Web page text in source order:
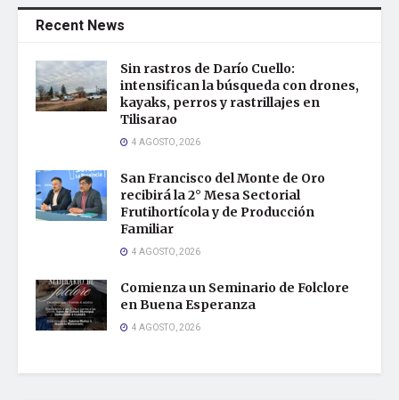
Recent News
Sin rastros de Darío Cuello:
intensifican la búsqueda con drones,
kayaks, perros y rastrillajes en
Tilisarao
4 AGOSTO, 2026
San Francisco del Monte de Oro
recibirá la 2° Mesa Sectorial
Frutihortícola y de Producción
Familiar
4 AGOSTO, 2026
Comienza un Seminario de Folclore
en Buena Esperanza
4 AGOSTO, 2026